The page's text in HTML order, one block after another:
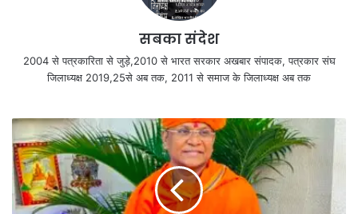
सबका संदेश
2004 से पत्रकारिता से जुड़े,2010 से भारत सरकार अखबार संपादक, पत्रकार संघ
जिलाध्यक्ष 2019,25से अब तक, 2011 से समाज के जिलाध्यक्ष अब तक